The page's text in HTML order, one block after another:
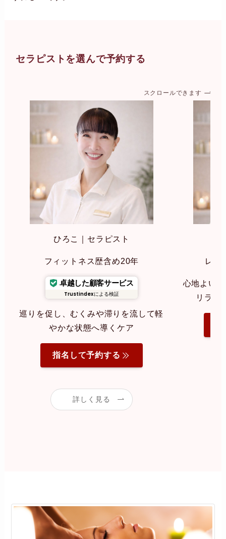
セラピストを選んで予約する
スクロールできます
ひろこ｜セラピスト
フィットネス歴含め20年
卓越した顧客サービス
Trustindexによる検証
巡りを促し、むくみや滞りを流して軽
やかな状態へ導くケア
指名して予約する
詳しく見る
レイ
心地よい
リラク